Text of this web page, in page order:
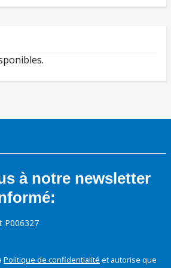
à notre newsletter
P006327
Politique de confidentialité et autorise que